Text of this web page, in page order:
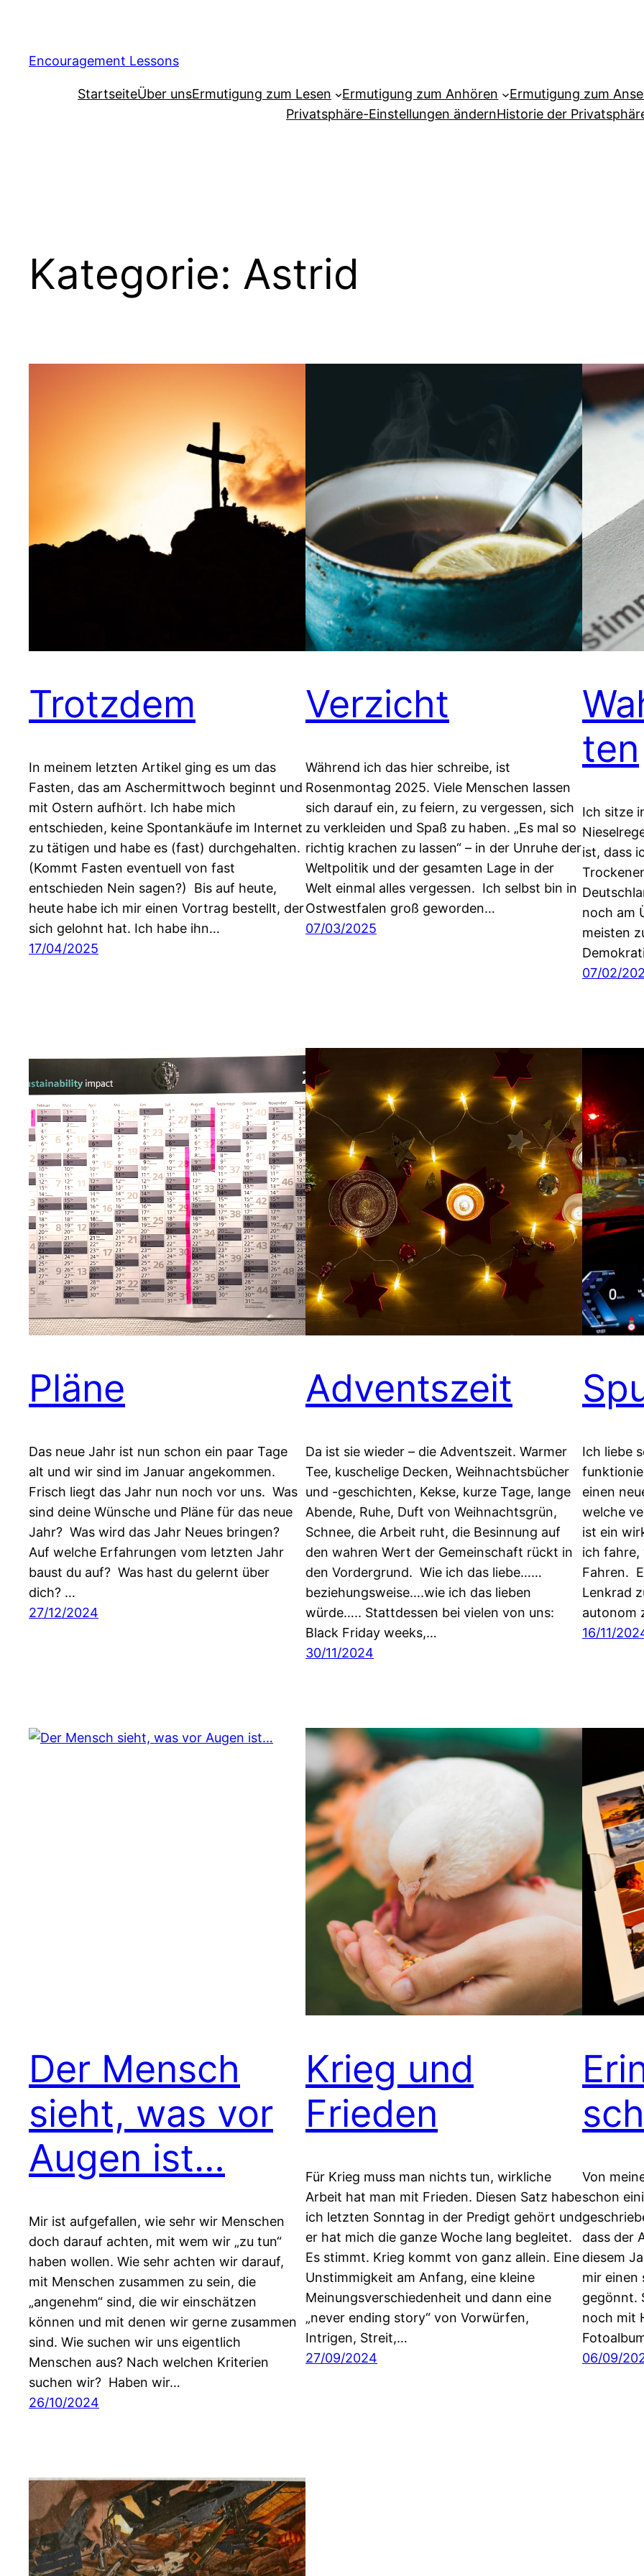
Encouragement Lessons
StartseiteÜber unsErmutigung zum Lesen Ermutigung zum Anhören
Ermutigung zum
Privatsphäre-Einstellungen ändernHistorie der
Kategorie: Astrid
Trotzdem
In meinem letzten Artikel ging es um das
Fasten, das am Aschermittwoch beginnt und
mit Ostern aufhört. Ich habe mich
entschieden, keine Spontankäufe im Internet
zu tätigen und habe es (fast) durchgehalten.
(Kommt Fasten eventuell von fast
entschieden Nein sagen?) Bis auf heute,
heute habe ich mir einen Vortrag bestellt, der
sich gelohnt hat. Ich habe ihn…
17/04/2025
Verzicht
Während ich das hier schreibe, ist
Rosenmontag 2025. Viele Menschen lassen
sich darauf ein, zu feiern, zu vergessen, sich
zu verkleiden und Spaß zu haben. „Es mal so
richtig krachen zu lassen“ – in der Unruhe der
Weltpolitik und der gesamten Lage in der
Welt einmal alles vergessen. Ich selbst bin in
Ostwestfalen groß geworden…
07/03/2025
ten
Ich sitze
ist, dass
noch am
meisten
07/02/
Pläne
Das neue Jahr ist nun schon ein paar Tage
alt und wir sind im Januar angekommen.
Frisch liegt das Jahr nun noch vor uns. Was
sind deine Wünsche und Pläne für das neue
Jahr? Was wird das Jahr Neues bringen?
Auf welche Erfahrungen vom letzten Jahr
baust du auf? Was hast du gelernt über
dich? …
27/12/2024
Adventszeit
Da ist sie wieder – die Adventszeit. Warmer
Tee, kuschelige Decken, Weihnachtsbücher
und -geschichten, Kekse, kurze Tage, lange
Abende, Ruhe, Duft von Weihnachtsgrün,
Schnee, die Arbeit ruht, die Besinnung auf
den wahren Wert der Gemeinschaft rückt in
den Vordergrund. Wie ich das liebe……
beziehungsweise….wie ich das lieben
würde….. Stattdessen bei vielen von uns:
Black Friday weeks,…
30/11/2024
Ich liebe
einen
welche
ist ein
ich fahre,
Fahren.
Lenkrad
autonom
16/11/
Der Mensch
sieht, was vor
Augen ist…
Mir ist aufgefallen, wie sehr wir Menschen
doch darauf achten, mit wem wir „zu tun“
haben wollen. Wie sehr achten wir darauf,
mit Menschen zusammen zu sein, die
„angenehm“ sind, die wir einschätzen
können und mit denen wir gerne zusammen
sind. Wie suchen wir uns eigentlich
Menschen aus? Nach welchen Kriterien
suchen wir? Haben wir…
26/10/2024
Krieg und
Frieden
Für Krieg muss man nichts tun, wirkliche
Arbeit hat man mit Frieden. Diesen Satz habe
ich letzten Sonntag in der Predigt gehört und
er hat mich die ganze Woche lang begleitet.
Es stimmt. Krieg kommt von ganz allein. Eine
Unstimmigkeit am Anfang, eine kleine
Meinungsverschiedenheit und dann eine
„never ending story“ von Vorwürfen,
Intrigen, Streit,…
27/09/2024
Von
schon
dass der
diesem
mir einen
gegönnt.
noch mit
06/09/